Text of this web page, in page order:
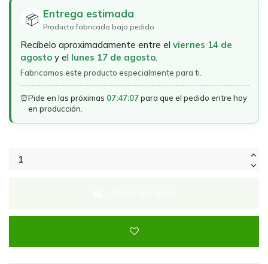
📦 Entrega estimada
Producto fabricado bajo pedido
Recíbelo aproximadamente entre el viernes 14 de
agosto y el lunes 17 de agosto.
Fabricamos este producto especialmente para ti.
⏰Pide en las próximas 07:47:07para que el pedido entre hoy
en producción.